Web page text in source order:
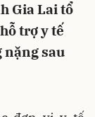
Gia Lai tổ
trợ y tế
nặng sau